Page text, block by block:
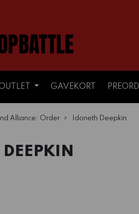
GAVEKORT
Alliance: Order Idoneth Deepkin